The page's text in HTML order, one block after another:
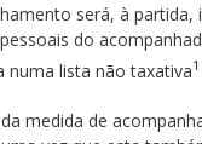
será, à
do
numa lista não taxativa
medida de